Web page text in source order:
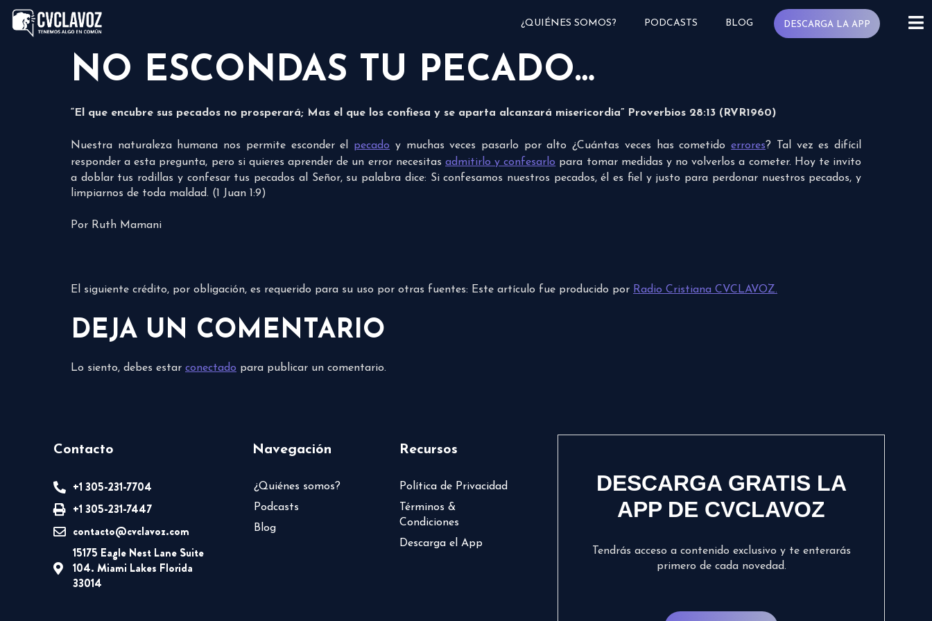
¿QUIÉNES SOMOS? PODCASTS BLOG DESCARGA LA APP
NO ESCONDAS TU PECADO…
“El que encubre sus pecados no prosperará; Mas el que los confiesa y se aparta alcanzará misericordia” Proverbios 28:13 (RVR1960)
Nuestra naturaleza humana nos permite esconder el pecado y muchas veces pasarlo por alto ¿Cuántas veces has cometidoerrores? Tal vez es difícil
responder a esta pregunta, pero si quieres aprender de un error necesitas admitirlo y confesarlo para tomar medidas y no volverlos a cometer. Hoy te invito
a doblar tus rodillas y confesar tus pecados al Señor, su palabra dice: Si confesamos nuestros pecados, él es fiel y justo para perdonar nuestros pecados, y
limpiarnos de toda maldad. (1 Juan 1:9)
Por Ruth Mamani
El siguiente crédito, por obligación, es requerido para su uso por otras fuentes: Este artículo fue producido por Radio Cristiana CVCLAVOZ.
DEJA UN COMENTARIO
Lo siento, debes estar conectado para publicar un comentario.
Contacto
+1 305-231-7704
+1 305-231-7447
contacto@cvclavoz.com
15175 Eagle Nest Lane Suite
104. Miami Lakes Florida
33014
Navegación
¿Quiénes somos?
Podcasts
Blog
Recursos
Política de Privacidad
Términos &
Condiciones
Descarga el App
DESCARGA GRATIS LA
APP DE CVCLAVOZ
Tendrás acceso a contenido exclusivo y te enterarás
primero de cada novedad.